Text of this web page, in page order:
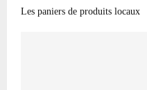
Les paniers de produits locaux